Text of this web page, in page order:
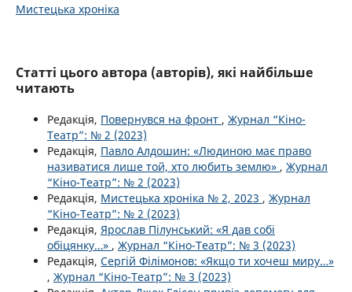
Мистецька хроніка
Статті цього автора (авторів), які найбільше
читають
Редакція, Повернувся на фронт , Журнал “Кіно-
Театр”: № 2 (2023)
Редакція, Павло Алдошин: «Людиною має право
називатися лише той, хто любить землю» , Журнал
“Кіно-Театр”: № 2 (2023)
Редакція, Мистецька хроніка № 2, 2023 , Журнал
“Кіно-Театр”: № 2 (2023)
Редакція, Ярослав Пілунський: «Я дав собі
обіцянку…» , Журнал “Кіно-Театр”: № 3 (2023)
Редакція, Сергій Філімонов: «Якщо ти хочеш миру…»
, Журнал “Кіно-Театр”: № 3 (2023)